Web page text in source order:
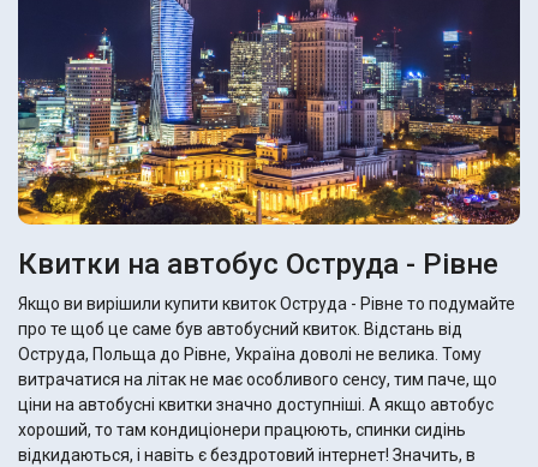
Квитки на автобус Оструда - Рівне
Якщо ви вирішили купити квиток Оструда - Рівне то подумайте
про те щоб це саме був автобусний квиток. Відстань від
Оструда, Польща до Рівне, Україна доволі не велика. Тому
витрачатися на літак не має особливого сенсу, тим паче, що
ціни на автобусні квитки значно доступніші. А якщо автобус
хороший, то там кондиціонери працюють, спинки сидінь
відкидаються, і навіть є бездротовий інтернет! Значить, в